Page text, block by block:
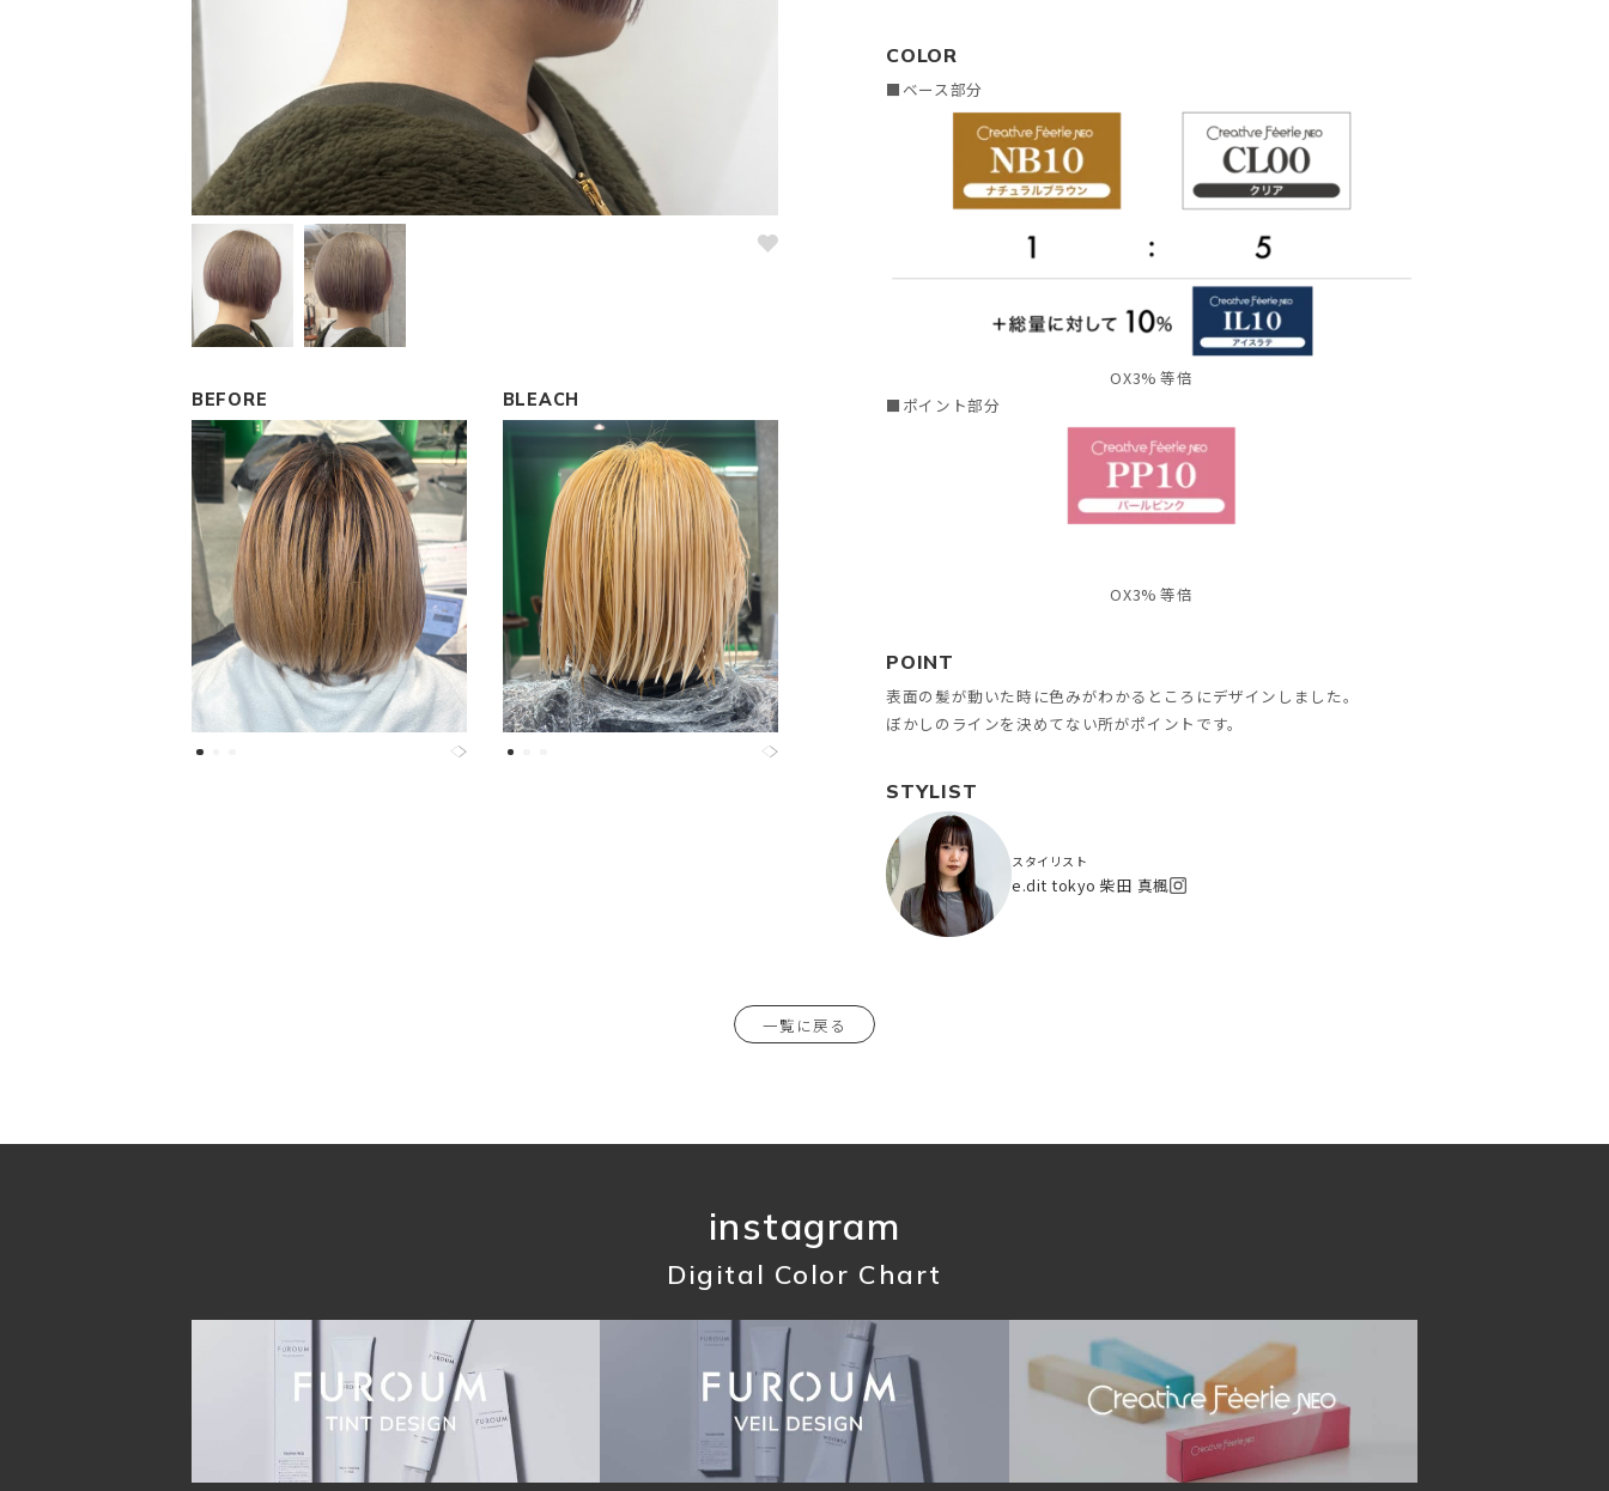
BEFORE BLEACH
COLOR
■ベース部分
OX3% 等倍
■ポイント部分
OX3% 等倍
POINT
表面の髪が動いた時に色みがわかるところにデザインしました。
ぼかしのラインを決めてない所がポイントです。
STYLIST
スタイリスト
e.dit tokyo 柴田 真楓
一覧に戻る
instagram
Digital Color Chart